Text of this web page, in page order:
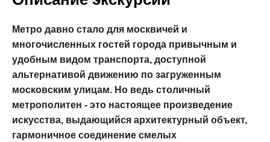
Метро давно стало для москвичей и
многочисленных гостей города привычным и
удобным видом транспорта, доступной
альтернативой движению по загруженным
московским улицам. Но ведь столичный
метрополитен - это настоящее произведение
искусства, выдающийся архитектурный объект,
гармоничное соединение смелых